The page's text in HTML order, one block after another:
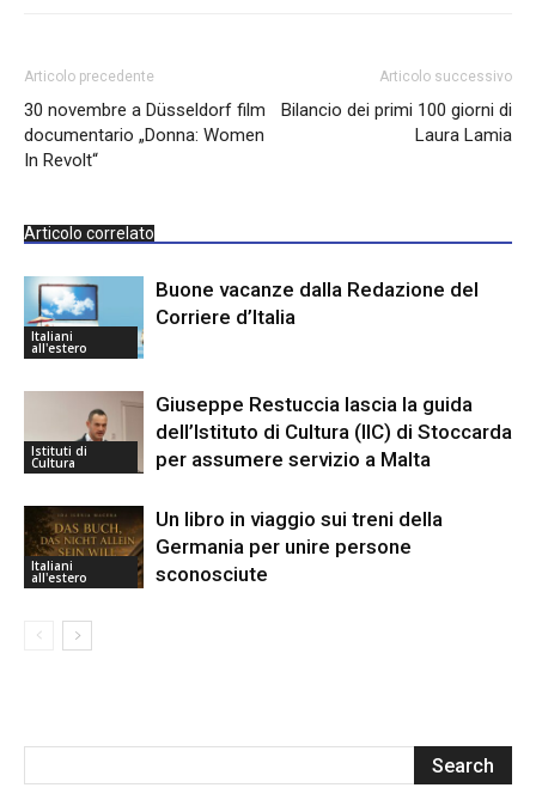
Articolo precedente
30 novembre a Düsseldorf film
documentario „Donna: Women
In Revolt“
Articolo successivo
Bilancio dei primi 100 giorni di
Laura Lamia
Articolo correlato
Italiani
all'estero
Buone vacanze dalla Redazione del
Corriere d’Italia
Istituti di
Cultura
Giuseppe Restuccia lascia la guida
dell’Istituto di Cultura (IIC) di Stoccarda
per assumere servizio a Malta
Italiani
all'estero
Un libro in viaggio sui treni della
Germania per unire persone
sconosciute